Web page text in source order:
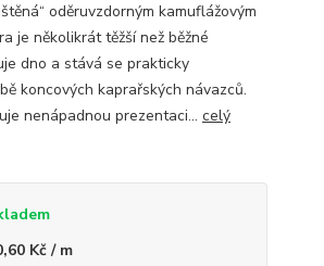
oděruvzdorným kamuflážovým
je několikrát těžší než běžné
dno a stává se prakticky
koncových kaprařských návazců.
nenápadnou prezentaci... celý
Kč / m